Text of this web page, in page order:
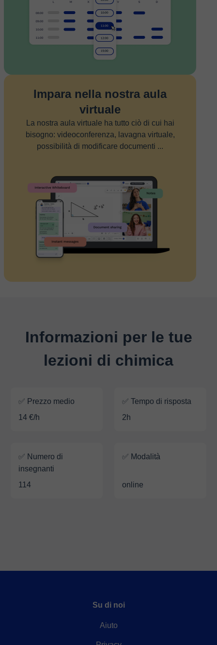
Impara nella nostra aula
virtuale
La nostra aula virtuale ha tutto ciò di cui hai
bisogno: videoconferenza, lavagna virtuale,
possibilità di modificare documenti ...
Informazioni per le tue
lezioni di chimica
✅ Prezzo medio
14 €/h
✅ Tempo di risposta
2h
✅ Numero di
insegnanti
114
✅ Modalità
online
Su di noi
Aiuto